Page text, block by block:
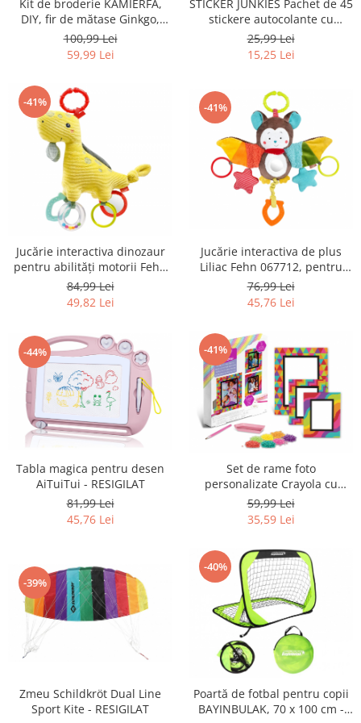
Gaming, Carti & Birotica
Birotica & Papetarie
Console, Jocuri & Accesorii
Accesorii aparate de ras electrice
Accesorii aparate hair styling
Aparate & Accesorii ingrijire
personala
Aparate cosmetice
Articole Sanatate si Wellness
Consumabile sanitare
Cosmetice si produse ingrijire
personala
Igiena dentara
Jucarii, Copii & Bebe
Hrana bebelusi
Igiena si ingrijire
Jucarii si Jocuri
Maternitate
Petshop
Acvaristica
Castroane si adapatori animale
Igiena animale de companie
Zgarzi, lese si hamuri
PC, Periferice & Software
Componente PC
Desktop PC & Monitoare
Periferice PC
Kit de broderie KAMIERFA,
DIY, fir de mătase Ginkgo,
50x50 cm - RESIGILAT
100,99 Lei
59,99 Lei
STICKER JUNKIES Pachet de 45
stickere autocolante cu
Anime-ul Dragon Ball Z -
RESIGILAT
25,99 Lei
15,25 Lei
-41%
Jucărie interactiva dinozaur
pentru abilități motorii Fehn
051162 - RESIGILAT
84,99 Lei
49,82 Lei
-41%
Jucărie interactiva de plus
Liliac Fehn 067712, pentru
dezvoltarea abilitatilor motorii
- RESIGILAT
76,99 Lei
45,76 Lei
-44%
Tabla magica pentru desen
AiTuiTui - RESIGILAT
81,99 Lei
45,76 Lei
-41%
Set de rame foto
personalizate Crayola cu
cristale colorate - RESIGILAT
59,99 Lei
35,59 Lei
-39%
Zmeu Schildkröt Dual Line
Sport Kite - RESIGILAT
-40%
Poartă de fotbal pentru copii
BAYINBULAK, 70 x 100 cm -